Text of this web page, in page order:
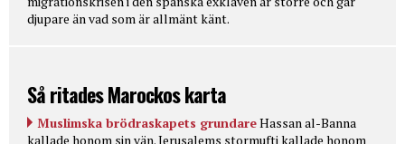
djupare än vad som är allmänt känt.
Så ritades Marockos karta
Muslimska brödraskapets grundareHassan al-Banna
kallade honom sin vän. Jerusalems stormufti kallade honom